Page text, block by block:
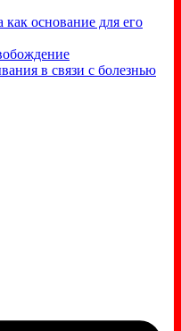
основание для его
в связи с болезнью